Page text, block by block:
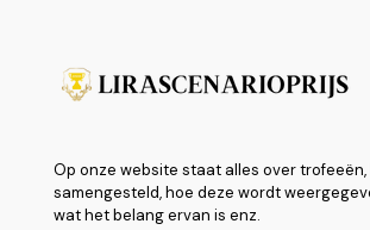
Op onze website staat alles over trofeeën,
samengesteld, hoe deze wordt
wat het belang ervan is enz.